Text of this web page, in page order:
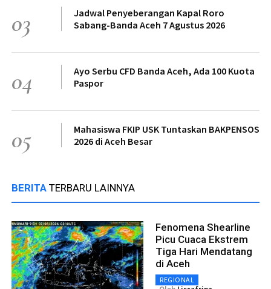
03
Jadwal Penyeberangan Kapal Roro
Sabang-Banda Aceh 7 Agustus 2026
04
Ayo Serbu CFD Banda Aceh, Ada 100 Kuota
Paspor
05
Mahasiswa FKIP USK Tuntaskan BAKPENSOS
2026 di Aceh Besar
BERITA TERBARU LAINNYA
Fenomena Shearline
Picu Cuaca Ekstrem
Tiga Hari Mendatang
di Aceh
REGIONAL